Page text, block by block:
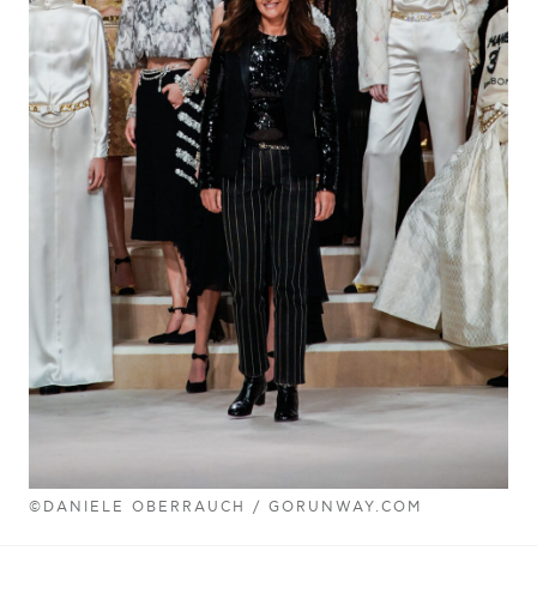
©DANIELE OBERRAUCH / GORUNWAY.COM